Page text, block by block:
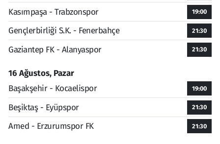
Kasımpaşa - Trabzonspor 19:00
Gençlerbirliği S.K. - Fenerbahçe 21:30
Gaziantep FK - Alanyaspor 21:30
16 Ağustos, Pazar
Başakşehir - Kocaelispor
19:00
Beşiktaş - Eyüpspor 21:30
Amed - Erzurumspor FK 21:30